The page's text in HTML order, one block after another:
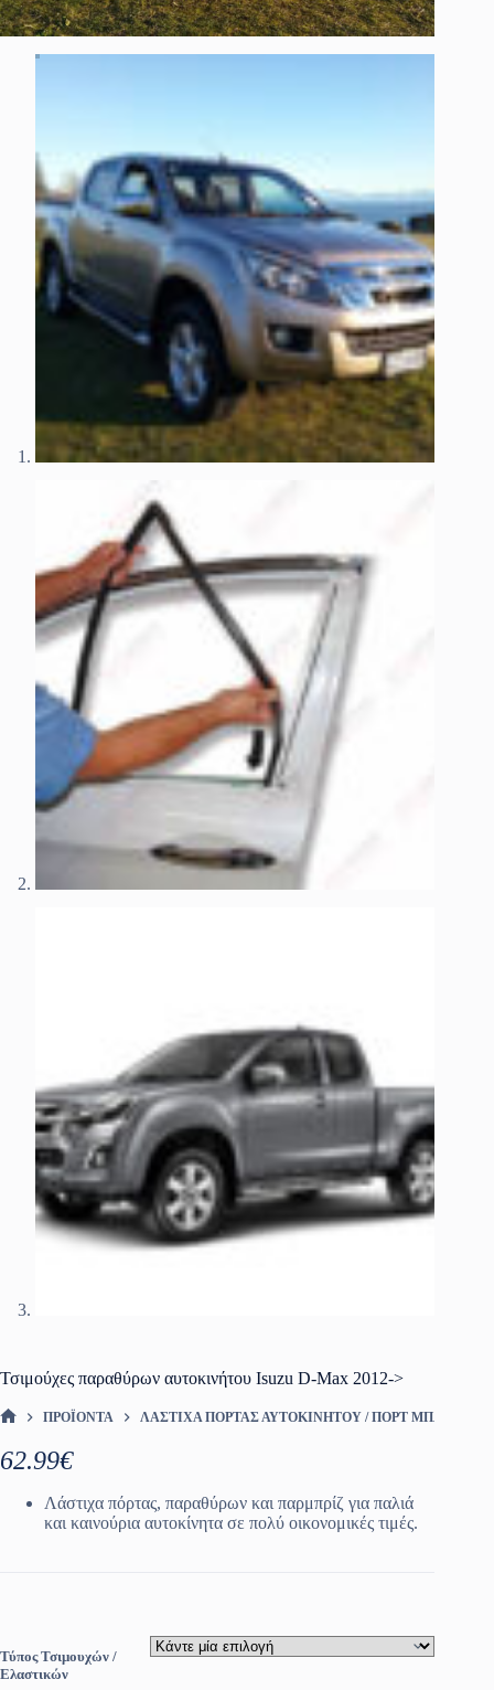
Τσιμούχες παραθύρων αυτοκινήτου Isuzu D-Max 2012->
ΠΡΟΪΌΝΤΑ ΛΆΣΤΙΧΑ ΠΌΡΤΑΣ ΑΥΤΟΚΙΝΉΤΟΥ / ΠΟΡΤ ΜΠΑΓΚΑΖ
62.99€
Λάστιχα πόρτας, παραθύρων και παρμπρίζ για παλιά
και καινούρια αυτοκίνητα σε πολύ οικονομικές τιμές.
Τύπος Τσιμουχών /
Ελαστικών